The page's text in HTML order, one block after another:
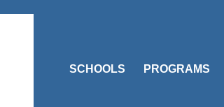
SCHOOLS PROGRAMS